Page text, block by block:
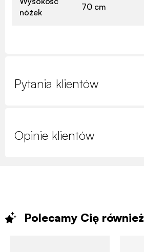
nóżek
70 cm
Pytania klientów
Opinie klientów
Polecamy Cię również